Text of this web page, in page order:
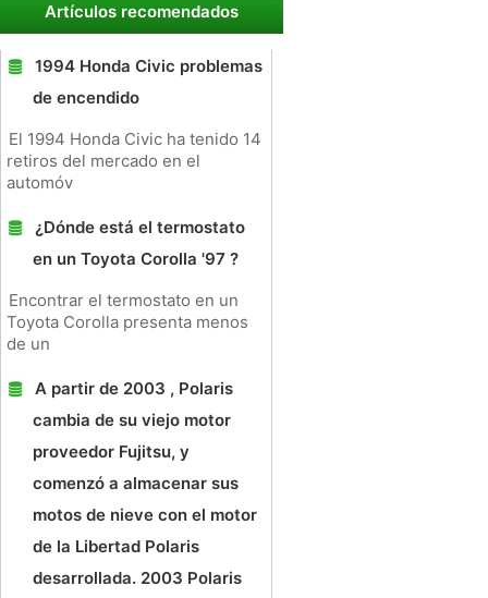
Artículos recomendados
1994 Honda Civic problemas
de encendido
El 1994 Honda Civic ha tenido 14
retiros del mercado en el
automóv
¿Dónde está el termostato
en un Toyota Corolla '97 ?
Encontrar el termostato en un
Toyota Corolla presenta menos
de un
A partir de 2003 , Polaris
cambia de su viejo motor
proveedor Fujitsu, y
comenzó a almacenar sus
motos de nieve con el motor
de la Libertad Polaris
desarrollada. 2003 Polaris